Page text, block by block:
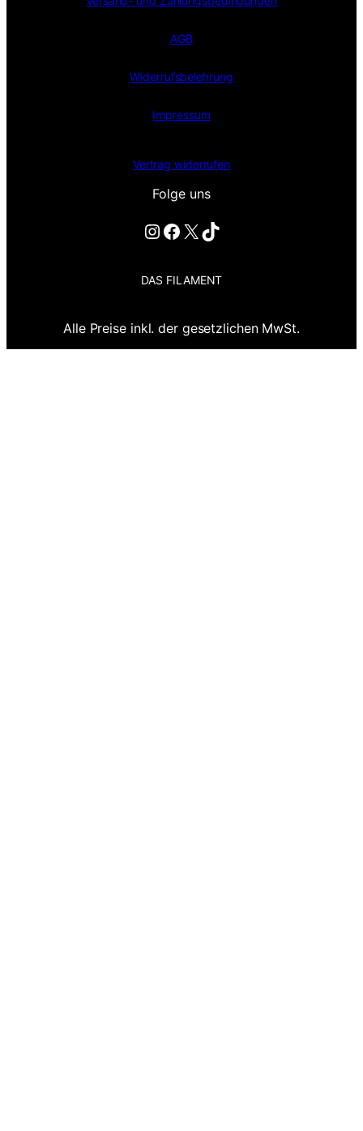
AGB
Widerrufsbelehrung
Impressum
Vertrag widerrufen
Folge uns
Instagram Facebook X TikTok
DAS FILAMENT
Alle Preise inkl. der gesetzlichen MwSt.